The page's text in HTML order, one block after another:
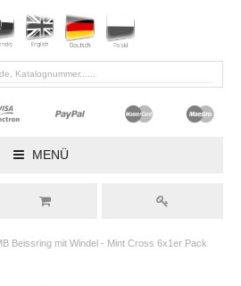
MENÜ
Beissring mit Windel - Mint Cross 6x1er Pack